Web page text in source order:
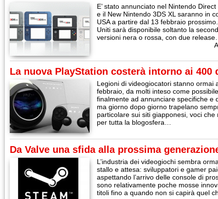
E’ stato annunciato nel Nintendo
e il New Nintendo 3DS XL saranno in
USA a partire dal 13 febbraio
Uniti sarà disponibile soltanto la
versioni nera o rossa, con due
La nuova PlayStation costerà intorno ai 400
Legioni di videogiocatori stanno ormai
febbraio, da molti inteso come
finalmente ad annunciare specifiche e
ma giorno dopo giorno trapelano
particolare sui siti giapponesi, voci
per tutta la blogosfera…
Da Valve una sfida alla prossima
L’industria dei videogiochi sembra
stallo e attesa: sviluppatori e gamer
aspettando l’arrivo delle console di
sono relativamente poche mosse
titoli fino a quando non si capirà quel